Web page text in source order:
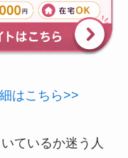
はこちら>>
ているか迷う人